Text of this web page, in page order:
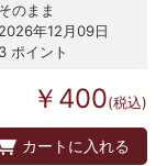
そのまま
2026年12月09日
3 ポイント
￥400(税込)
カートに入れる